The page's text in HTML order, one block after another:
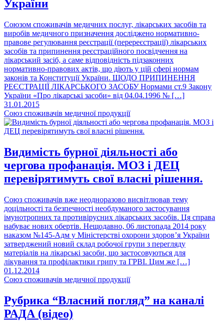
України
Союзом споживачів медичних послуг, лікарських засобів та
виробів медичного призначення досліджено нормативно-
правове регулювання реєстрації (перереєстрації) лікарських
засобів та припинення реєстраційного посвідчення на
лікарський засіб, а саме відповідність підзаконних
нормативно-правових актів, що діють у цій сфері нормам
законів та Конституції України. ЩОДО ПРИПИНЕННЯ
РЕЄСТРАЦІЇ ЛІКАРСЬКОГО ЗАСОБУ Нормами ст.9 Закону
України «Про лікарські засоби» від 04.04.1996 № […]
31.01.2015
Союз споживачів медичної продукції
Видимість бурної діяльності або
чергова профанація. МОЗ і ДЕЦ
перевірятимуть свої власні рішення.
Союз споживачів вже неодноразово висвітлював тему
доцільності та безпечності необдуманого застосування
імунотропних та противірусних лікарських засобів. Ця справа
набуває нових обертів. Нещодавно, 06 листопада 2014 року
наказом №145-Адм у Міністерстві охорони здоров’я України
затверджений новий склад робочої групи з перегляду
матеріалів на лікарські засоби, що застосовуються для
лікування та профілактики грипу та ГРВІ. Цим же […]
01.12.2014
Союз споживачів медичної продукції
Рубрика “Власний погляд” на каналі
РАДА (відео)